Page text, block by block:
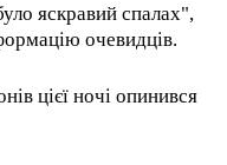
яскравий спалах",
очевидців.
цієї ночі опинився